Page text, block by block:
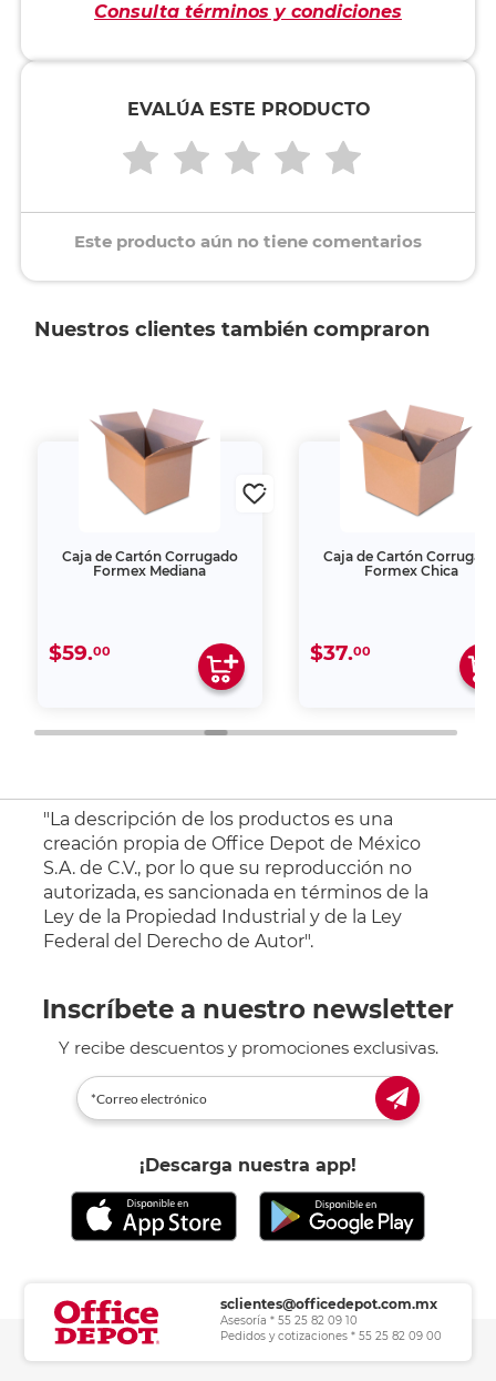
Consulta términos y condiciones
EVALÚA ESTE PRODUCTO
Este producto aún no tiene comentarios
Nuestros clientes también compraron
Caja de Cartón Corrugado
Formex Mediana
$59.00
Caja de Cartón
Formex Chica
$37.00
"La descripción de los productos es una
creación propia de Office Depot de México
S.A. de C.V., por lo que su reproducción no
autorizada, es sancionada en términos de la
Ley de la Propiedad Industrial y de la Ley
Federal del Derecho de Autor".
Inscríbete a nuestro newsletter
Y recibe descuentos y promociones exclusivas.
¡Descarga nuestra app!
sclientes@officedepot.com.mx
Asesoría * 55 25 82 09 10
Pedidos y cotizaciones * 55 25 82 09 00